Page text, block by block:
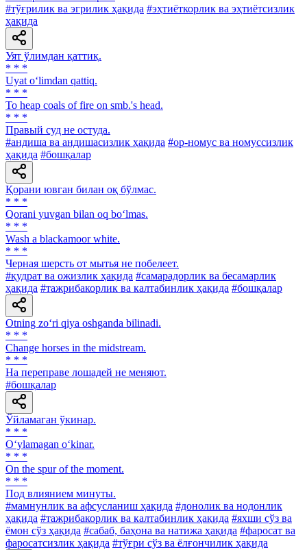
#тўғрилик ва эгрилик ҳақида #эҳтиёткорлик ва эҳтиётсизлик
ҳақида
Уят ўлимдан қаттиқ.
* * *
Uyat o‘limdan qattiq.
* * *
To heap coals of fire on smb.'s head.
* * *
Правый суд не остуда.
#андиша ва андишасизлик ҳақида #ор-номус ва номуссизлик
ҳақида #бошқалар
Қорани ювган билан оқ бўлмас.
* * *
Qorani yuvgan bilan oq bo‘lmas.
* * *
Wash a blackamoor white.
* * *
Черная шерсть от мытья не побелеет.
#қудрат ва ожизлик ҳақида #самарадорлик ва бесамарлик
ҳақида #тажрибакорлик ва калтабинлик ҳақида #бошқалар
Otning zo‘ri qiya oshganda bilinadi.
* * *
Change horses in the midstream.
* * *
На переправе лошадей не меняют.
#бошқалар
Ўйламаган ўкинар.
* * *
O‘ylamagan o‘kinar.
* * *
On the spur of the moment.
* * *
Под влиянием минуты.
#мамнунлик ва афсусланиш ҳақида #донолик ва нодонлик
ҳақида #тажрибакорлик ва калтабинлик ҳақида #яхши сўз ва
ёмон сўз ҳақида #сабаб, баҳона ва натижа ҳақида #фаросат ва
фаросатсизлик ҳақида #тўғри сўз ва ёлғончилик ҳақида